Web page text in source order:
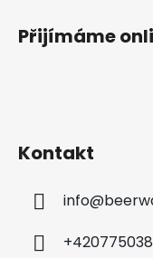
Přijímáme
Kontakt
info@